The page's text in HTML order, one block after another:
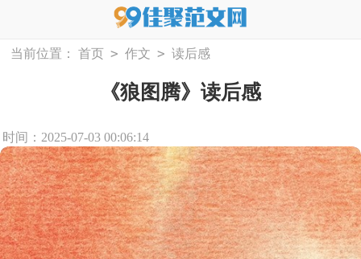
当前位置： 首页 > 作文 > 读后感
《狼图腾》读后感
时间：2025-07-03 00:06:14